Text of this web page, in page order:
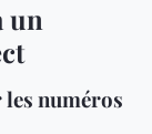
un
numéros